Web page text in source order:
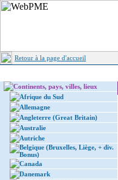
Retour à la page d'accueil
Continents, pays, villes, lieux
Afrique du Sud
Allemagne
Angleterre (Great Britain)
Australie
Autriche
Belgique (Bruxelles, Liège, + div.
Bonus)
Canada
Danemark